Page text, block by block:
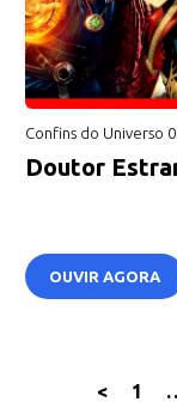
Confins do Universo
Doutor
OUVIR AGORA
< 1